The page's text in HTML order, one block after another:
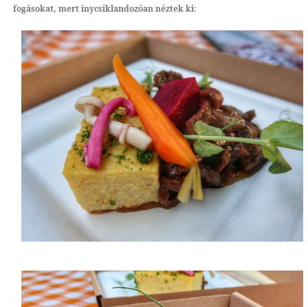
fogásokat, mert ínycsiklandozóan néztek ki: